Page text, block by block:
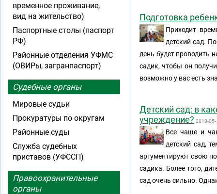
Подготовка
Приходит
детский сад.
день будет проводить
садик, чтобы он
возможно у вас есть
Детский сад: в
учреждение? 2010-05-
Все чаще и
детский сад,
аргументируют свою
садика. Более того,
сад очень сильно.
временное проживание,
вид на жительство)
Паспортные столы (паспорт
РФ)
Районные отделения УФМС
(ОВИРы, загранпаспорт)
Судебные органы
Мировые судьи
Прокуратуры по округам
Районные суды
Служба судебных
приставов (УФССП)
Правоохранительные
органы